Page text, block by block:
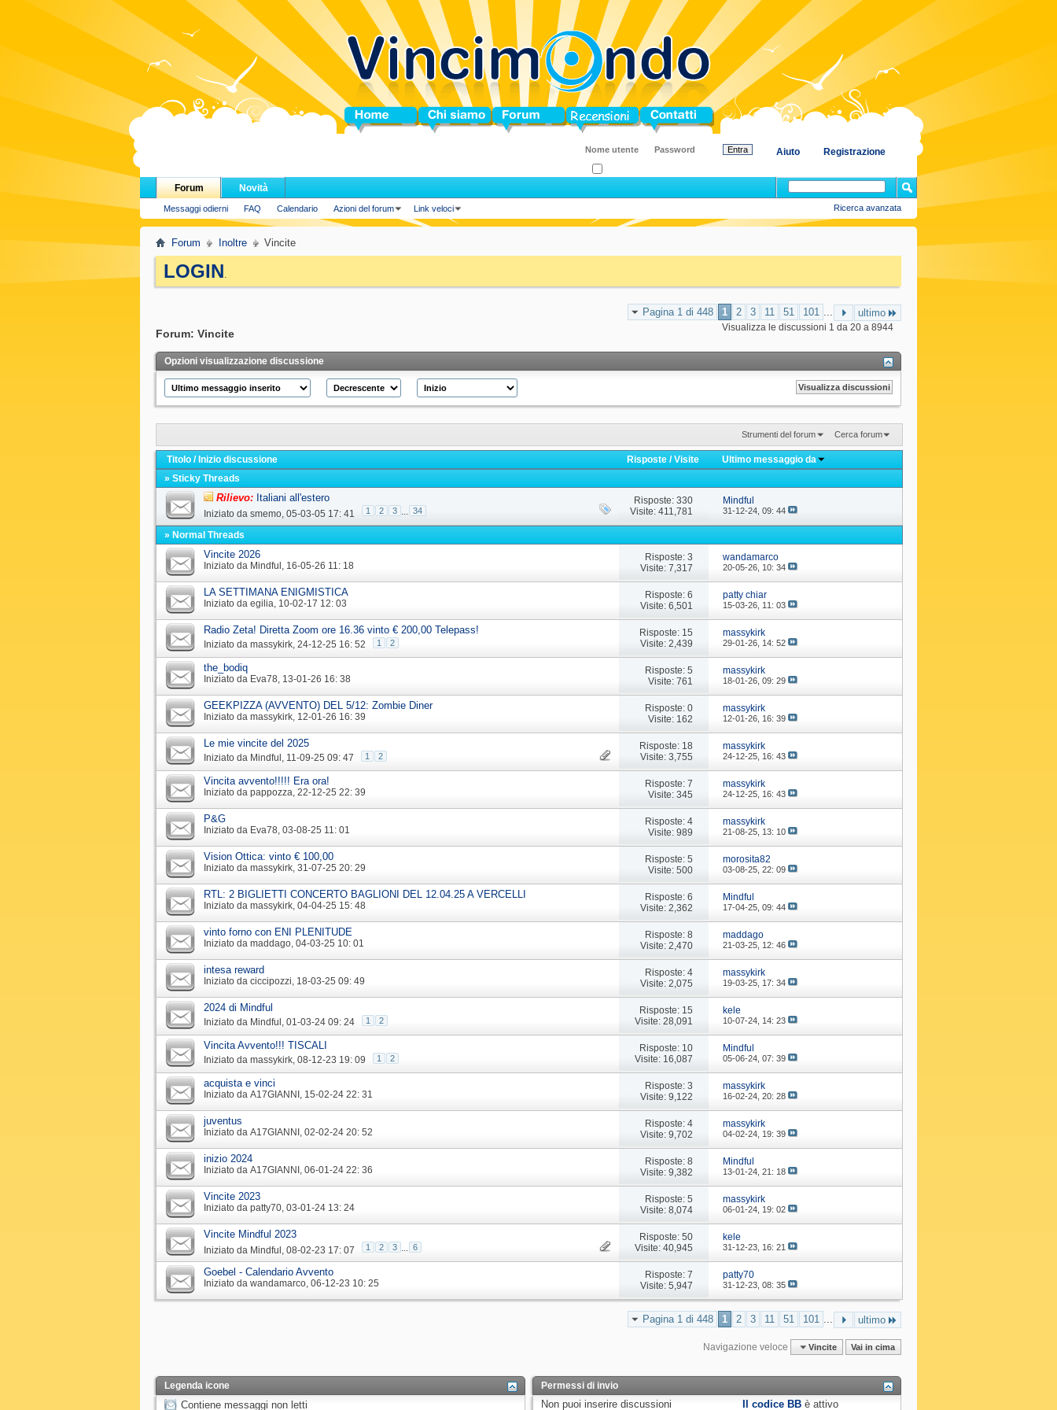
Home Chi siamo Forum Blog Contatti
Registrazione
Aiuto
Forum
Messaggi odierni FAQ Calendario Azioni del forum Link veloci
Novità
Ricerca avanzata
Forum Inoltre Vincite
LOGIN.
Pagina 1 di 448 1 2 3 11 51 101 ... ultimo
Visualizza le discussioni 1 da 20 a 8944
Forum: Vincite
Opzioni visualizzazione discussione
Strumenti del forum Cerca forum
Titolo /Inizio discussione Risposte/Visite
Ultimo messaggio da
» Sticky Threads
Rilievo: Italiani all'estero
Iniziato da smemo‎, 05-03-05 17: 41 1 2 3 ... 34
Risposte: 330
Visite: 411,781
Mindful
31-12-24,09: 44
» Normal Threads
Vincite 2026
Iniziato da Mindful‎, 16-05-26 11: 18
Risposte: 3
Visite: 7,317
wandamarco
20-05-26, 10: 34
LA SETTIMANA ENIGMISTICA
Iniziato da egilia‎, 10-02-17 12: 03
Risposte: 6
Visite: 6,501
patty chiar
15-03-26, 11: 03
Radio Zeta! Diretta Zoom ore 16.36 vinto € 200,00 Telepass!
Iniziato da massykirk‎, 24-12-25 16: 52 1 2
Risposte: 15
Visite: 2,439
massykirk
29-01-26, 14: 52
the_bodiq
Iniziato da Eva78‎, 13-01-26 16: 38
Risposte: 5
Visite: 761
massykirk
18-01-26,09: 29
GEEKPIZZA (AVVENTO) DEL 5/12: Zombie Diner
Iniziato da massykirk‎, 12-01-26 16: 39
Risposte: 0
Visite: 162
massykirk
12-01-26, 16: 39
Le mie vincite del 2025
Iniziato da Mindful‎, 11-09-25 09: 47 1 2
Risposte: 18
Visite: 3,755
massykirk
24-12-25, 16: 43
Vincita avvento!!!!! Era ora!
Iniziato da pappozza‎, 22-12-25 22: 39
Risposte: 7
Visite: 345
massykirk
24-12-25, 16: 43
P&G
Iniziato da Eva78‎, 03-08-25 11: 01
Risposte: 4
Visite: 989
massykirk
21-08-25, 13: 10
Vision Ottica: vinto € 100,00
Iniziato da massykirk‎, 31-07-25 20: 29
Risposte: 5
Visite: 500
morosita82
03-08-25,22: 09
RTL: 2 BIGLIETTI CONCERTO BAGLIONI DEL 12.04.25 A VERCELLI
Iniziato da massykirk‎, 04-04-25 15: 48
Risposte: 6
Visite: 2,362
Mindful
17-04-25,09: 44
vinto forno con ENI PLENITUDE
Iniziato da maddago‎, 04-03-25 10: 01
Risposte: 8
Visite: 2,470
maddago
21-03-25, 12: 46
intesa reward
Iniziato da ciccipozzi‎, 18-03-25 09: 49
Risposte: 4
Visite: 2,075
massykirk
19-03-25, 17: 34
2024 di Mindful
Iniziato da Mindful‎, 01-03-24 09: 24 1 2
Risposte: 15
Visite: 28,091
kele
10-07-24, 14: 23
Vincita Avvento!!! TISCALI
Iniziato da massykirk‎, 08-12-23 19: 09 1 2
Risposte: 10
Visite: 16,087
Mindful
05-06-24,07: 39
acquista e vinci
Iniziato da A17GIANNI‎, 15-02-24 22: 31
Risposte: 3
Visite: 9,122
massykirk
16-02-24,20: 28
juventus
Iniziato da A17GIANNI‎, 02-02-24 20: 52
Risposte: 4
Visite: 9,702
massykirk
04-02-24, 19: 39
inizio 2024
Iniziato da A17GIANNI‎, 06-01-24 22: 36
Risposte: 8
Visite: 9,382
Mindful
13-01-24,21: 18
Vincite 2023
Iniziato da patty70‎, 03-01-24 13: 24
Risposte: 5
Visite: 8,074
massykirk
06-01-24, 19: 02
Vincite Mindful 2023
Iniziato da Mindful‎, 08-02-23 17: 07 1 2 3 ... 6
Risposte: 50
Visite: 40,945
kele
31-12-23, 16: 21
Goebel - Calendario Avvento
Iniziato da wandamarco‎, 06-12-23 10: 25
Risposte: 7
Visite: 5,947
patty70
31-12-23,08: 35
Pagina 1 di 448 1 2 3 11 51 101 ultimo
Navigazione veloce Vincite Vai in cima
Legenda icone
Contiene messaggi non letti
Permessi di invio
Non puoi inserire discussioni Il codice BBè attivo